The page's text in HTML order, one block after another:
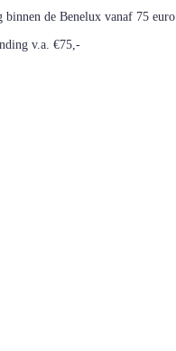
binnen de Benelux vanaf 75 euro
v.a. €75,-